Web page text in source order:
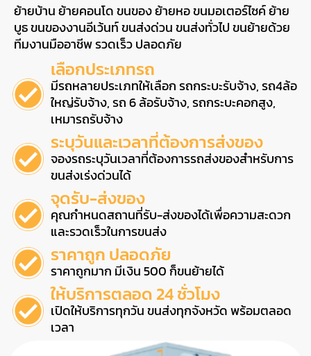
ย้ายบ้าน ย้ายคอนโด ขนของ ย้ายหอ ขนมอเตอร์ไซค์ ย้าย
บูธ ขนของงานอีเว้นท์ ขนส่งด่วน ขนส่งทั่วไป ขนย้ายด้วย
ทีมงานมืออาชีพ รวดเร็ว ปลอดภัย
เลือกประเภทรถ
มีรถหลายประเภทให้เลือก รถกระบะรับจ้าง, รถ4ล้อ
ใหญ่รับจ้าง, รถ 6 ล้อรับจ้าง, รถกระบะคอกสูง,
เหมารถรับจ้าง
ระบุวันและเวลาที่ต้องการส่งของ
จองรถระบุวันเวลาที่ต้องการรถส่งของสำหรับการ
ขนส่งเร่งด่วนได้
จุดรับ-ส่งของ
คุณกำหนดสถานที่รับ-ส่งของได้เพื่อความสะดวก
และรวดเร็วในการขนส่ง
ราคาถูก ปลอดภัย
ราคาถูกมาก มีเงิน 500 ก็ขนย้ายได้
ให้บริการตลอด 24 ชั่วโมง
เปิดให้บริการทุกวัน ขนส่งทุกจังหวัด พร้อมตลอด
เวลา